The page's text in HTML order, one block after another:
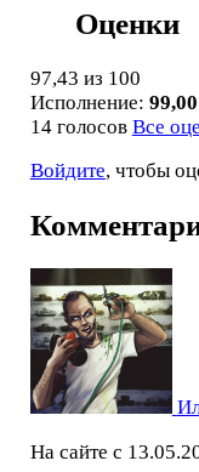
Оценки
97,43 из 100
Исполнение: 99,00
14 голосов Все
Войдите, чтобы
На сайте с